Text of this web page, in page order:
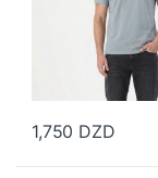
1,750 DZD
Ce produit a